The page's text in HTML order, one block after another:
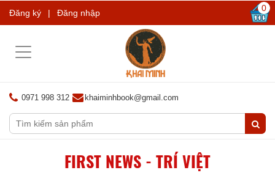
Đăng ký | Đăng nhập 0
Toggle
0971 998 312 khaiminhbook@gmail.com
FIRST NEWS - TRÍ VIỆT